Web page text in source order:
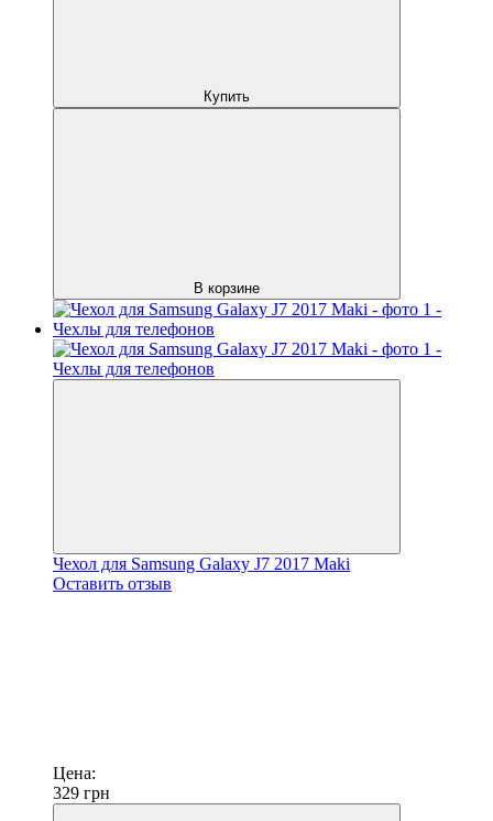
Купить
В корзине
Чехол для Samsung Galaxy J7 2017 Maki
Оставить отзыв
Цена:
329 грн